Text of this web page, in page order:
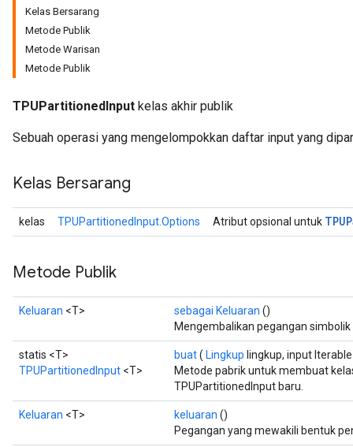
Kelas Bersarang
Metode Publik
Metode Warisan
Metode Publik
TPUPartitionedInput kelas akhir publik
Sebuah operasi yang mengelompokkan daftar input yang
Kelas Bersarang
kelas TPUPartitionedInput.Options Atribut opsional untuk
Metode Publik
Keluaran <T> sebagai Keluaran ()
Mengembalikan pegangan simbolik
statis <T>
TPUPartitionedInput <T>
buat( Lingkup lingkup, input
Metode pabrik untuk membuat
TPUPartitionedInput baru.
Keluaran <T> keluaran ()
Pegangan yang mewakili bentuk